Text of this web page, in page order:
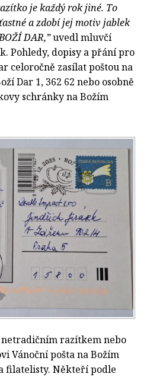
je každý rok jiné. To
a zdobí jej motiv jablek
DAR,”uvedl mluvčí
Pohledy, dopisy a přání pro
celoročně zasílat poštou na
Dar 1, 362 62 nebo osobně
schránky na Božím
razítkem nebo
Vánoční pošta na Božím
filatelisty. Někteří podle